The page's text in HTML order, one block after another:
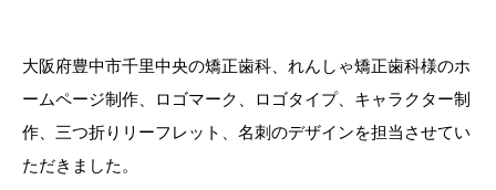
大阪府豊中市千里中央の矯正歯科、れんしゃ矯正歯科様のホ
ームページ制作、ロゴマーク、ロゴタイプ、キャラクター制
作、三つ折りリーフレット、名刺のデザインを担当させてい
ただきました。